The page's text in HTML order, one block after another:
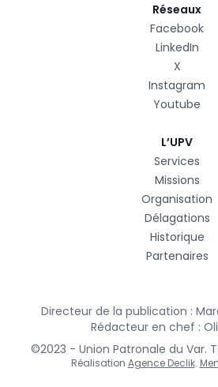
Réseaux
Facebook
LinkedIn
X
Instagram
Youtube
L’UPV
Services
Missions
Organisation
Délagations
Historique
Partenaires
Directeur de la publication :
Rédacteur en chef :
©2023 - Union Patronale du Var.
Réalisation Agence Declik.